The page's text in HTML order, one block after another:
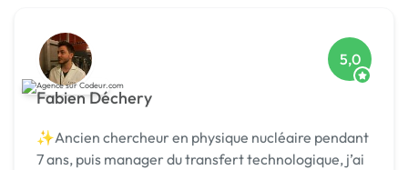
Fabien Déchery
5,0
✨Ancien chercheur en physique nucléaire pendant
7 ans, puis manager du transfert technologique, j’ai